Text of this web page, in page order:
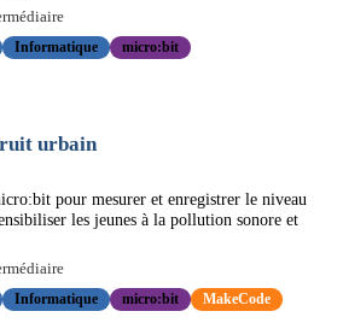
Informatique micro:bit
urbain
pour mesurer et enregistrer le niveau
les jeunes à la pollution sonore et
Informatique micro:bit MakeCode